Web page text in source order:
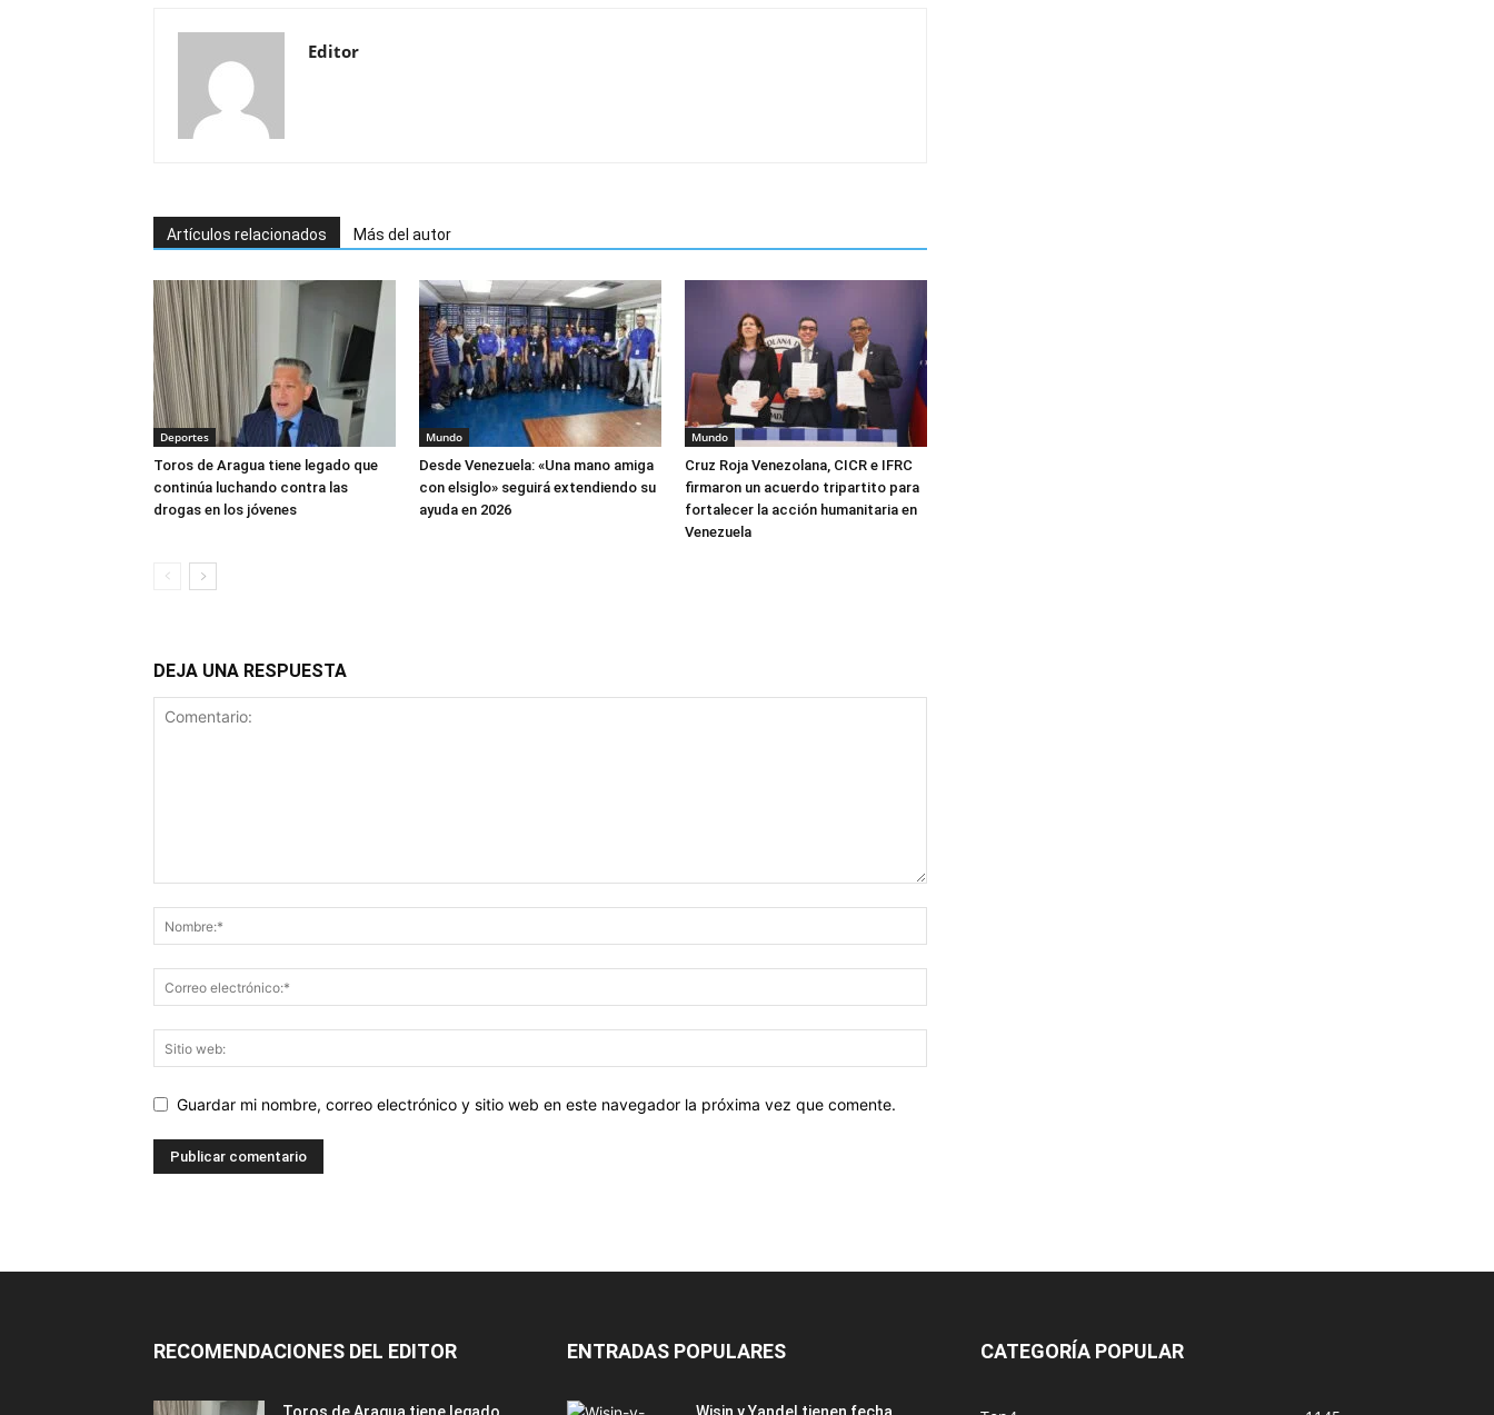
Editor
Artículos relacionados Más del autor
Deportes
Toros de Aragua tiene legado que
continúa luchando contra las
drogas en los jóvenes
Mundo
Desde Venezuela: «Una mano amiga
con elsiglo» seguirá extendiendo su
ayuda en 2026
Mundo
Cruz Roja Venezolana, CICR e IFRC
firmaron un acuerdo tripartito para
fortalecer la acción humanitaria en
Venezuela
DEJA UNA RESPUESTA
Guardar mi nombre, correo electrónico y sitio web en este navegador la próxima vez que comente.
RECOMENDACIONES DEL EDITOR
Toros de Aragua tiene legado
ENTRADAS POPULARES
Wisin y Yandel tienen fecha
CATEGORÍA POPULAR